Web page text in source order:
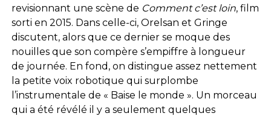
revisionnant une scène de Comment c’est loin, film
sorti en 2015. Dans celle-ci, Orelsan et Gringe
discutent, alors que ce dernier se moque des
nouilles que son compère s’empiffre à longueur
de journée. En fond, on distingue assez nettement
la petite voix robotique qui surplombe
l’instrumentale de « Baise le monde ». Un morceau
qui a été révélé il y a seulement quelques